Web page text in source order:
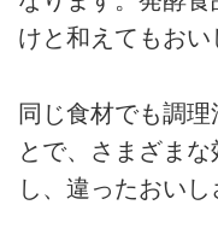
けと和えてもおい
同じ食材でも調
とで、さまざま
し、違ったおいし